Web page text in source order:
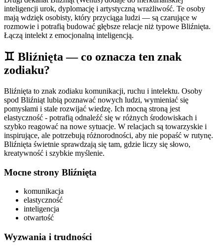
inteligencji urok, dyplomację i artystyczną wrażliwość. Te osoby
mają wdzięk osobisty, który przyciąga ludzi — są czarujące w
rozmowie i potrafią budować głębsze relacje niż typowe Bliźnięta.
Łączą intelekt z emocjonalną inteligencją.
♊ Bliźnięta — co oznacza ten znak
zodiaku?
Bliźnięta to znak zodiaku komunikacji, ruchu i intelektu. Osoby
spod Bliźniąt lubią poznawać nowych ludzi, wymieniać się
pomysłami i stale rozwijać wiedzę. Ich mocną stroną jest
elastyczność - potrafią odnaleźć się w różnych środowiskach i
szybko reagować na nowe sytuacje. W relacjach są towarzyskie i
inspirujące, ale potrzebują różnorodności, aby nie popaść w rutynę.
Bliźnięta świetnie sprawdzają się tam, gdzie liczy się słowo,
kreatywność i szybkie myślenie.
Mocne strony Bliźnięta
komunikacja
elastyczność
inteligencja
otwartość
Wyzwania i trudności